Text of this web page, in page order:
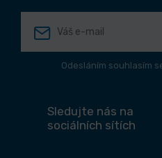
Odesláním souhlasím
Sledujte nás na
sociálních sítích